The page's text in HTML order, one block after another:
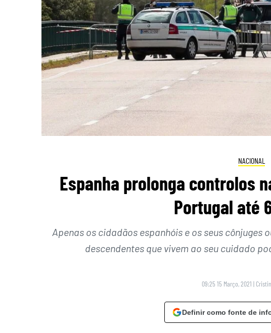
NACIONAL
Espanha prolonga controlos
Portugal até
Apenas os cidadãos espanhóis e os seus
descendentes que vivem ao seu cuidado
09:25 15 Março, 2021 |
Definir como fonte de